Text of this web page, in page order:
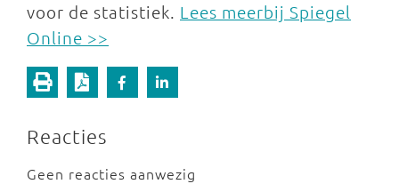
voor de statistiek. Lees meerbij Spiegel
Online >>
Reacties
Geen reacties aanwezig